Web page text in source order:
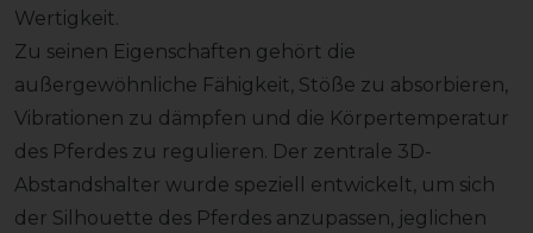
Wertigkeit.
Zu seinen Eigenschaften gehört die
außergewöhnliche Fähigkeit, Stöße zu absorbieren,
Vibrationen zu dämpfen und die Körpertemperatur
des Pferdes zu regulieren. Der zentrale 3D-
Abstandshalter wurde speziell entwickelt, um sich
der Silhouette des Pferdes anzupassen, jeglichen